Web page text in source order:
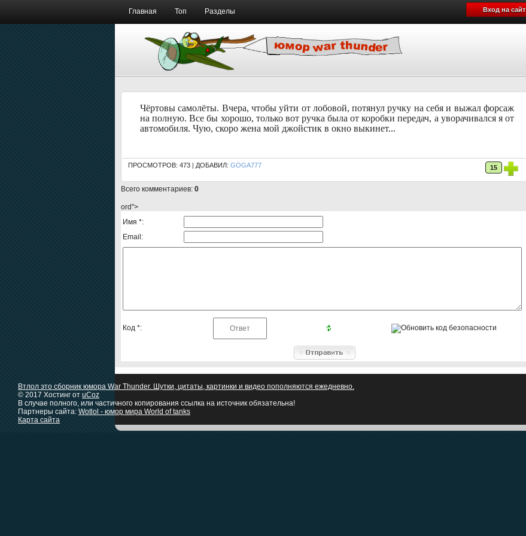
Главная Топ Разделы Вход на сайт
Чёртовы самолёты. Вчера, чтобы уйти от лобовой, потянул ручку на себя и выжал форсаж
на полную. Все бы хорошо, только вот ручка была от коробки передач, а уворачивался я от
автомобиля. Чую, скоро жена мой джойстик в окно выкинет...
15
ПРОСМОТРОВ: 473 | ДОБАВИЛ: GOGA777
Всего комментариев: 0
ord">
Имя *:
Email:
Код *:
Втлол это сборник юмора War Thunder. Шутки, цитаты, картинки и видео пополняются ежедневно.
© 2017 Хостинг от uCoz
В случае полного, или частичного копирования ссылка на источник обязательна!
Партнеры сайта: Wotlol - юмор мира World of tanks
Карта сайта